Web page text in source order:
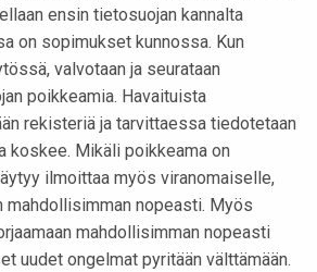
ensin tietosuojan kannalta
on sopimukset kunnossa. Kun
valvotaan ja seurataan
poikkeamia. Havaituista
rekisteriä ja tarvittaessa tiedotetaan
koskee. Mikäli poikkeama on
ilmoittaa myös viranomaiselle,
mahdollisimman nopeasti. Myös
mahdollisimman nopeasti
uudet ongelmat pyritään välttämään.